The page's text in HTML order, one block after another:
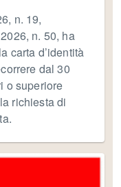
n. 19,
n. 50, ha
carta d’identità
dal 30
o superiore
richiesta di